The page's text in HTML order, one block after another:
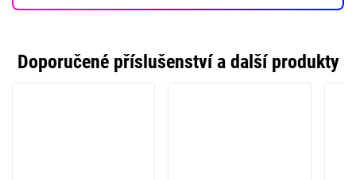
Doporučené příslušenství a další produkty